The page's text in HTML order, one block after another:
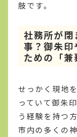
肢です。
社務所が
事？御朱印
ための「
せっかく現地
っていて御朱
う経験を持つ
市内の多くの